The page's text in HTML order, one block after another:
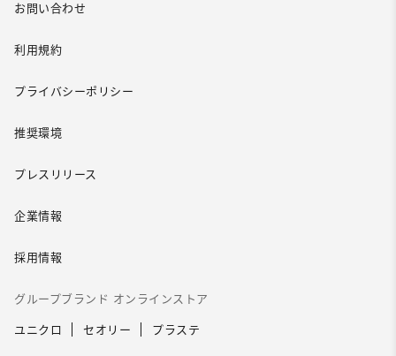
お問い合わせ
利用規約
プライバシーポリシー
推奨環境
プレスリリース
企業情報
採用情報
グループブランド オンラインストア
ユニクロ セオリー プラステ